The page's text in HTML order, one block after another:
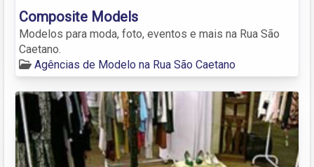
Composite Models
Modelos para moda, foto, eventos e mais na Rua São
Caetano.
Agências de Modelo na Rua São Caetano